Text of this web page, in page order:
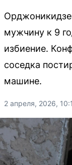
мужчину к 9
избиение.
соседка
машине.
2 апреля, 2026,